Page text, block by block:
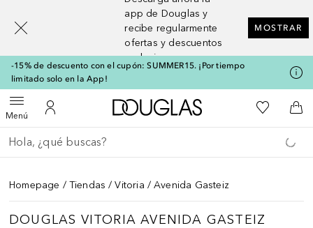
app de Douglas y
recibe regularmente
ofertas y descuentos
exclusivos
MOSTRAR
-15% de descuento con el cupón: SUMMER15. ¡Por tiempo
limitado solo en la App!
MenúAbrir menúMi cuenta
A Douglas HomeMi lista de
A
Regresar
Ejecutar búsqueda
Homepage Tiendas Vitoria Avenida Gasteiz
DOUGLAS VITORIA AVENIDA GASTEIZ
[navigation.slideout.screenreader]